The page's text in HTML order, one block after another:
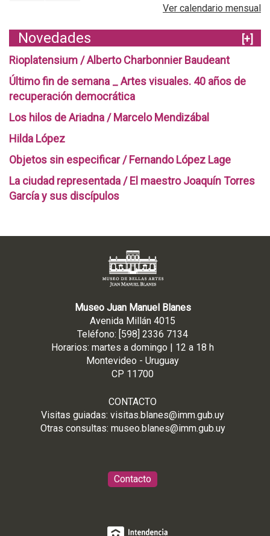
Ver calendario mensual
Novedades
[+]
Rioplatensium / Alberto Charbonnier Baudeant
Último fin de semana _ Artes visuales. 40 años de
recuperación democrática
Los hilos de Ariadna / Marcelo Mendizábal
Hilda López
Objetos sin especificar / Fernando López Lage
La ciudad representada / El maestro Joaquín Torres
García y sus discípulos
Museo Juan Manuel Blanes
Avenida Millán 4015
Teléfono: [598] 2336 7134
Horarios: martes a domingo | 12 a 18 h
Montevideo - Uruguay
CP 11700
CONTACTO
Visitas guiadas: visitas.blanes@imm.gub.uy
Otras consultas: museo.blanes@imm.gub.uy
Contacto